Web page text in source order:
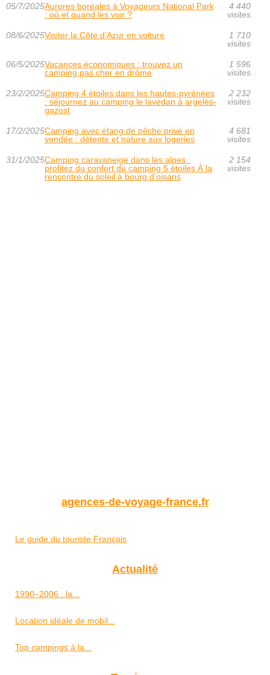
05/7/2025Aurores boréales à Voyageurs National Park
: où et quand les voir ?
4 440
visites
08/6/2025Visiter la Côte d’Azur en voiture
1 710
visites
06/5/2025Vacances économiques : trouvez un
camping pas cher en drôme
1 596
visites
23/2/2025Camping 4 étoiles dans les hautes-pyrénées
: séjournez au camping le lavedan à argelès-
gazost
2 232
visites
17/2/2025Camping avec étang de pêche privé en
vendée : détente et nature aux logeries
4 681
visites
31/1/2025Camping caravaneige dans les alpes :
profitez du confort du camping 5 étoiles À la
rencontre du soleil à bourg d'oisans
2 154
visites
agences-de-voyage-france.fr
Le guide du touriste Français
Actualité
1990–2006 : la...
Location idéale de mobil...
Top campings à la...